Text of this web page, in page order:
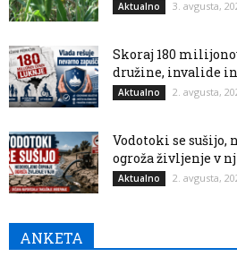
Aktualno 3. avgusta,
Skoraj 180
družine, invalide in
Aktualno 2. avgusta,
Vodotoki se sušijo,
ogroža življenje v
Aktualno 2. avgusta,
ANKETA